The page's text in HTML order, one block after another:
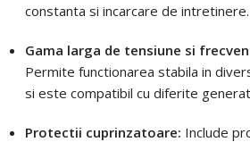
constanta si incarcare de intretinere.
Gama larga de tensiune si
Permite functionarea stabila in
si este compatibil cu diferite
Protectii cuprinzatoare: Include